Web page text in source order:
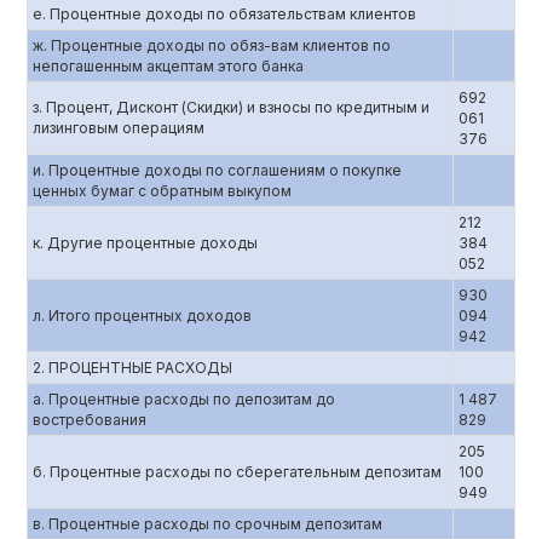
е. Процентные доходы по обязательствам клиентов
ж. Процентные доходы по обяз-вам клиентов по
непогашенным акцептам этого банка
з. Процент, Дисконт (Скидки) и взносы по кредитным и
лизинговым операциям
692
061
376
и. Процентные доходы по соглашениям о покупке
ценных бумаг с обратным выкупом
к. Другие процентные доходы
212
384
052
л. Итого процентных доходов
930
094
942
2. ПРОЦЕНТНЫЕ РАСХОДЫ
а. Процентные расходы по депозитам до
востребования
1 487
829
б. Процентные расходы по сберегательным депозитам
205
100
949
в. Процентные расходы по срочным депозитам